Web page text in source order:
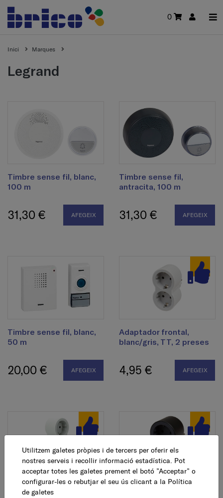
0
Inici Marques
legrand
Timbre sense fil, blanc,
100 m
31,30 € AFEGEIX
Timbre sense fil,
antracita, 100 m
31,30 € AFEGEIX
Timbre sense fil, blanc,
50 m
20,00 € AFEGEIX
Adaptador frontal,
blanc/gris, TT, 2 preses
4,95 € AFEGEIX
Adaptador frontal,
Adaptador frontal,
Utilitzem galetes pròpies i de tercers per oferir els
nostres serveis i recollir informació estadística. Pot
acceptar totes les galetes prement el botó ”Acceptar” o
configurar-les o rebutjar el seu ús clicant a la Política
de galetes